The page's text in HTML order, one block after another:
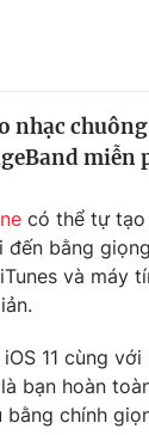
tế
nhạc
miễn
có thể tự tạo
đến bằng
và máy
11 cùng
bạn hoàn
chính